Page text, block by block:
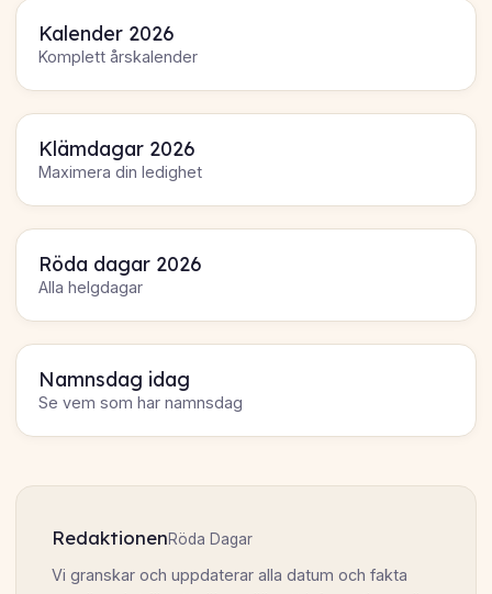
Kalender 2026
Komplett årskalender
Klämdagar 2026
Maximera din ledighet
Röda dagar 2026
Alla helgdagar
Namnsdag idag
Se vem som har namnsdag
RedaktionenRöda Dagar
Vi granskar och uppdaterar alla datum och fakta